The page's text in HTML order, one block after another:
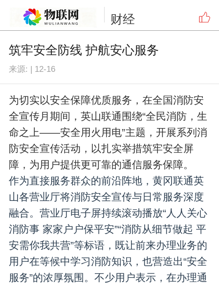
财经
筑牢安全防线 护航安心服务
来源: | 12-16
为切实以安全保障优质服务，在全国消防安
全宣传月期间，英山联通围绕“全民消防，生
命之上——安全用火用电”主题，开展系列消
防安全宣传活动，以扎实举措筑牢安全屏
障，为用户提供更可靠的通信服务保障。
作为直接服务群众的前沿阵地，黄冈联通英
山各营业厅将消防安全宣传与日常服务深度
融合。营业厅电子屏持续滚动播放“人人关心
消防事 家家户户保平安”“消防从细节做起 平
安需你我共营”等标语，既让前来办理业务的
用户在等候中学习消防知识，也营造出“安全
服务”的浓厚氛围。不少用户表示，在办理通